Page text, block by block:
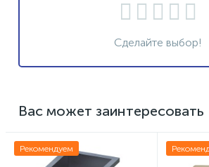
Сделайте выбор!
Вас может заинтересовать
Рекомендуем